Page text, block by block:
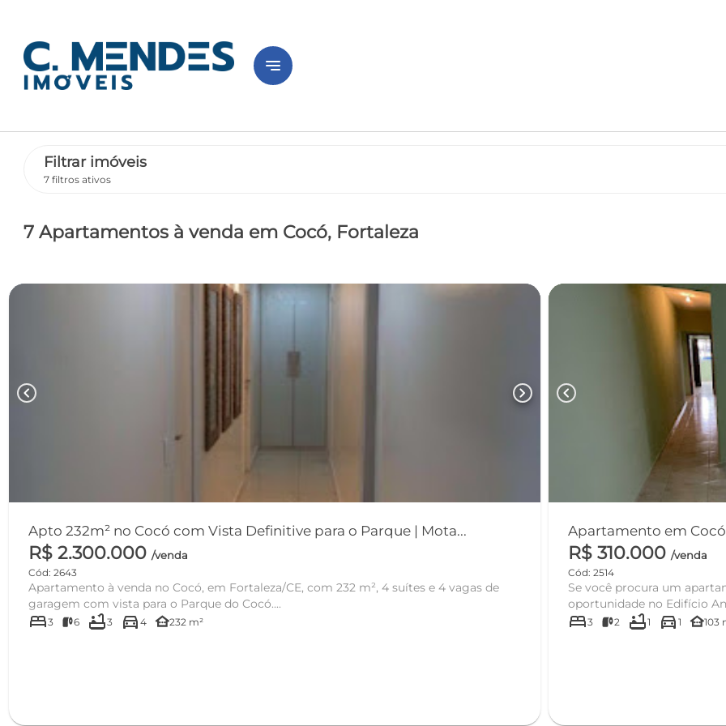
notes
Filtrar imóveis
7 filtros ativos
7 Apartamentos à venda em Cocó, Fortaleza
chevron_left chevron_right
Apto 232m² no Cocó com Vista Definitive para o Parque | Mota...
R$ 2.300.000 /venda
Cód: 2643
Apartamento à venda no Cocó, em Fortaleza/CE, com 232 m², 4 suítes e 4 vagas de
garagem com vista para o Parque do Cocó....
bed3 6 bathtub3 directions_car 4 other_houses232 m²
chevron_left
R$ 310.000/venda
Cód: 2514
Se você procura um apartamento à venda no Cocó, Fortaleza , esta é uma excelente
oportunidade no
bed3 2 bathtub1 directions_car 1 other_houses103